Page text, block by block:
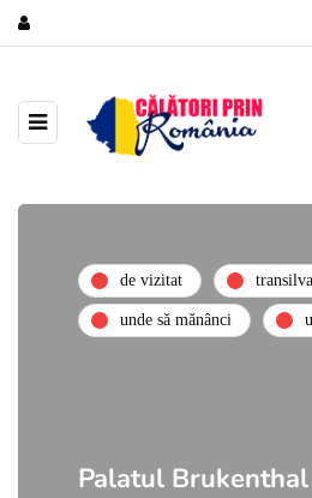
de vizitat
unde să mănânci
Palatul